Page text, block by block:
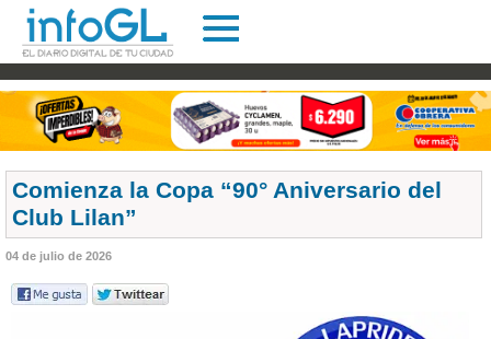
Comienza la Copa “90° Aniversario del
Club Lilan”
04 de julio de 2026